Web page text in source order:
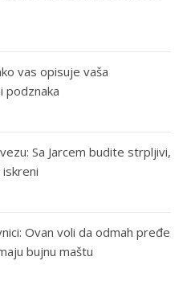
vas opisuje vaša
podznaka
Sa Jarcem budite strpljivi,
Ovan voli da odmah pređe
bujnu maštu